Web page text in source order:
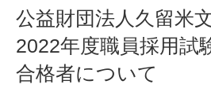
公益財団法人久留米
2022年度職員採用
合格者について